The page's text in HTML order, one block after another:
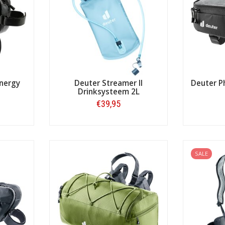
Ook de
Mondego-serie bestaat uit sportieve en zeer
van Deuter
ook reistassen, sporttassen, heuptassen, phone bags en
fietsgereedschap. En ook aan handige fietsaccessoires is
Deuter Streamer II
Drinksysteem 2L
€39,95
Deuter
SALE